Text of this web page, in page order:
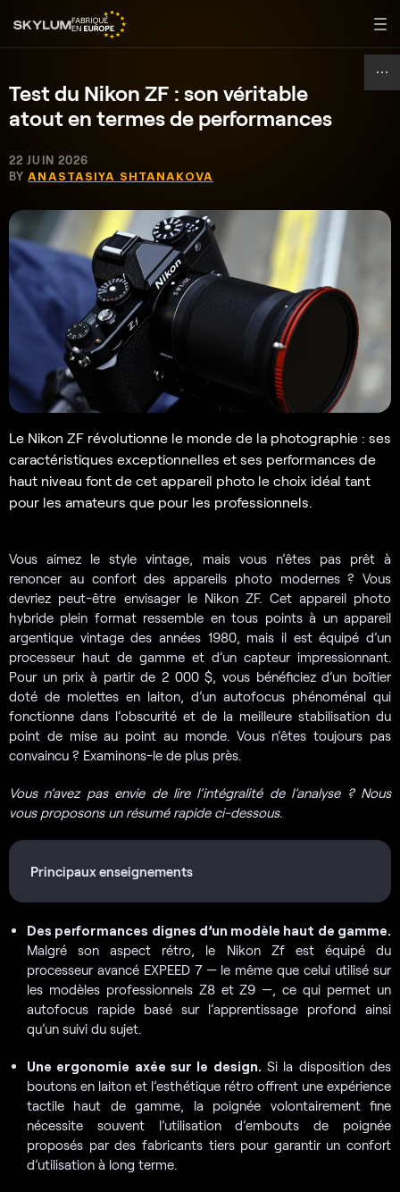
Test du Nikon ZF : son véritable
atout en termes de performances
22 JUIN 2026
BYANASTASIYA SHTANAKOVA
Le Nikon ZF révolutionne le monde de la photographie : ses
caractéristiques exceptionnelles et ses performances de
haut niveau font de cet appareil photo le choix idéal tant
pour les amateurs que pour les professionnels.
Vous aimez le style vintage, mais vous n’êtes pas prêt à
renoncer au confort des appareils photo modernes ? Vous
devriez peut-être envisager le Nikon ZF. Cet appareil photo
hybride plein format ressemble en tous points à un appareil
argentique vintage des années 1980, mais il est équipé d’un
processeur haut de gamme et d’un capteur impressionnant.
Pour un prix à partir de 2 000 $, vous bénéficiez d’un boîtier
doté de molettes en laiton, d’un autofocus phénoménal qui
fonctionne dans l’obscurité et de la meilleure stabilisation du
point de mise au point au monde. Vous n’êtes toujours pas
convaincu ? Examinons-le de plus près.
Vous n’avez pas envie de lire l’intégralité de l’analyse ? Nous
vous proposons un résumé rapide ci-dessous.
Principaux enseignements
Des performances dignes d’un modèle haut de gamme.
Malgré son aspect rétro, le Nikon Zf est équipé du
processeur avancé EXPEED 7 — le même que celui utilisé sur
les modèles professionnels Z8 et Z9 —, ce qui permet un
autofocus rapide basé sur l’apprentissage profond ainsi
qu’un suivi du sujet.
Une ergonomie axée sur le design. Si la disposition des
boutons en laiton et l’esthétique rétro offrent une expérience
tactile haut de gamme, la poignée volontairement fine
nécessite souvent l’utilisation d’embouts de poignée
proposés par des fabricants tiers pour garantir un confort
d’utilisation à long terme.